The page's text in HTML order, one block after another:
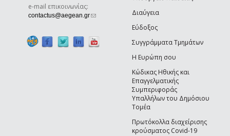
e-mail επικοινωνίας:
contactus@aegean.gr(link sends e-mail)Διαύγεια
Εύδοξος
Συγγράμματα Τμημάτων
Η Ευρώπη σου
Κώδικας Ηθικής και
Επαγγελματικής
Συμπεριφοράς
Υπαλλήλων του Δημόσιου
Τομέα
Πρωτόκολλα διαχείρισης
κρούσματος Covid-19